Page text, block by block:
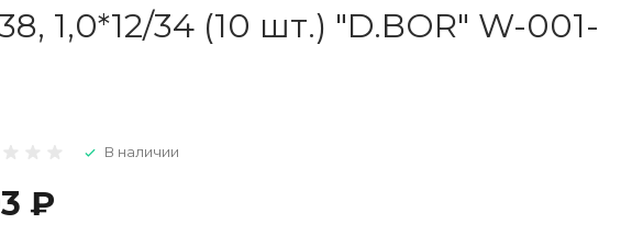
1,0*12/34 (10 шт.) "D.BOR" W-001-
В наличии
₽